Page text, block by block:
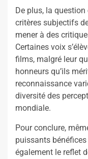
De plus, la question
critères subjectifs
mener à des
Certaines voix
films, malgré leur
honneurs qu’ils
reconnaissance
diversité des
mondiale.
Pour conclure,
puissants
également le reflet